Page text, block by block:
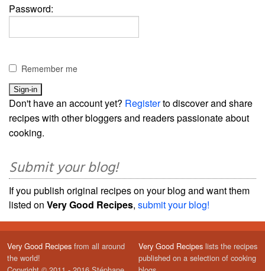
Password:
Remember me
Don't have an account yet? Registerto discover and share
recipes with other bloggers and readers passionate about
cooking.
Submit your blog!
If you publish original recipes on your blog and want them
listed on Very Good Recipes, submit your blog!
Very Good Recipes from all around
the world!
Very Good Recipes lists the recipes
published on a selection of cooking